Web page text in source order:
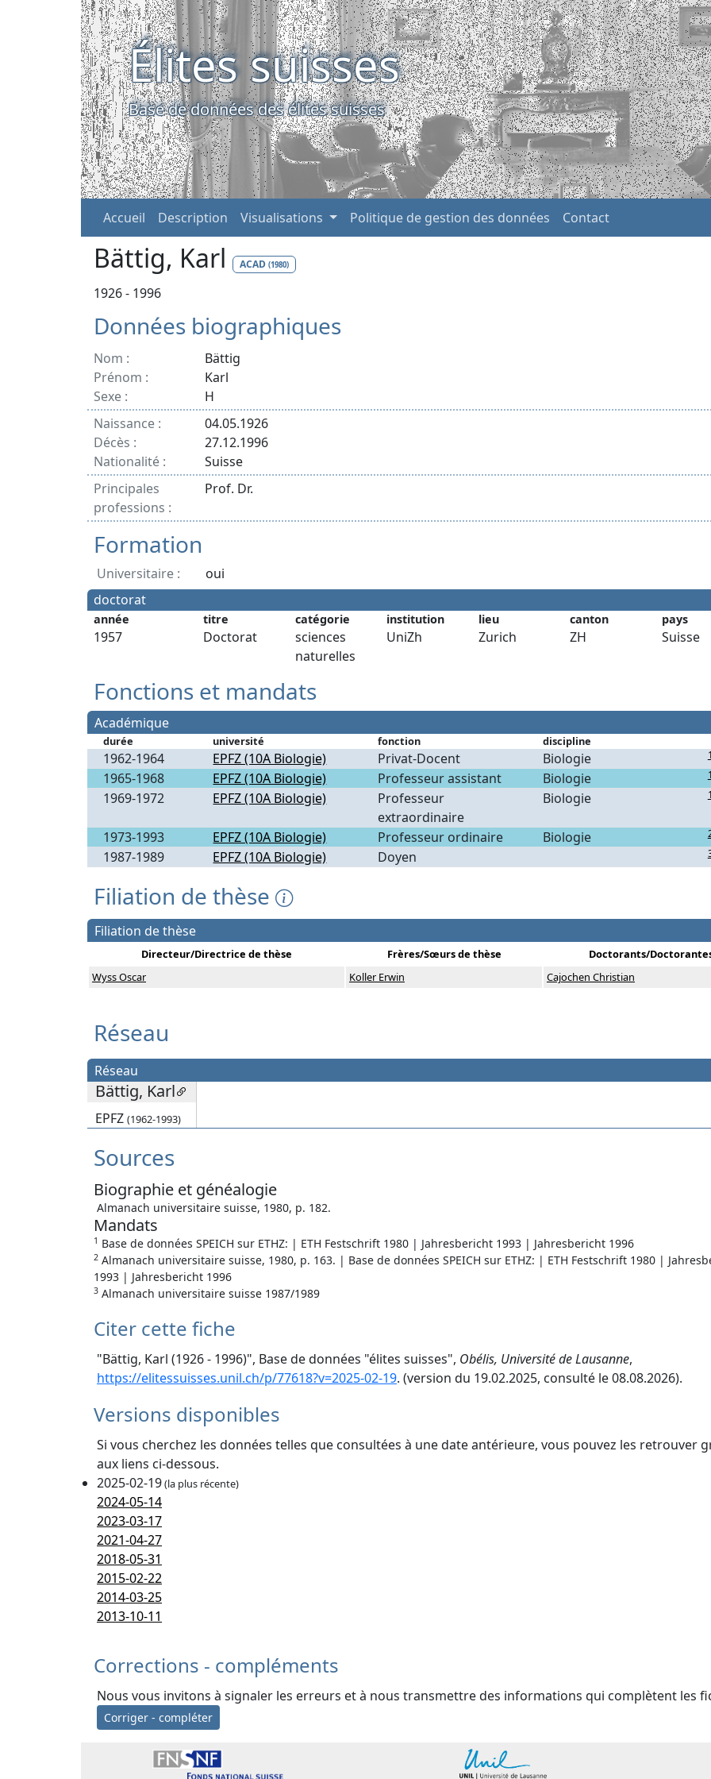
Élites suisses
Base de données des élites suisses
Accueil Description Visualisations Politique de gestion des données Contact
Bättig, Karl ACAD (1980)
1926 - 1996
Données biographiques
Nom :
Bättig
Prénom :
Karl
Sexe :
H
Naissance :
04.05.1926
Décès :
27.12.1996
Nationalité :
Suisse
Principales
professions :
Prof. Dr.
Formation
Universitaire :
oui
doctorat
année titre catégorie institution lieu canton pays
1957 Doctorat
sciences
naturelles
UniZh Zurich ZH Suisse
Fonctions et mandats
Académique
durée université fonction discipline
1962-1964 EPFZ (10A Biologie) Privat-Docent Biologie 1
1965-1968 EPFZ (10A Biologie) Professeur assistant Biologie 1
1969-1972 EPFZ (10A Biologie)
Professeur
extraordinaire
Biologie 1
1973-1993 EPFZ (10A Biologie) Professeur ordinaire Biologie
1987-1989 EPFZ (10A Biologie) Doyen
Filiation de thèse
Filiation de thèse
Directeur/Directrice de thèse Frères/Sœurs de thèse
Doctorants/
Wyss Oscar
Koller Erwin Cajochen Christian
Réseau
Réseau
Bättig, Karl
EPFZ (1962-1993)
Sources
Biographie et généalogie
Almanach universitaire suisse, 1980, p. 182.
Mandats
1 Base de données SPEICH sur ETHZ: | ETH Festschrift 1980 | Jahresbericht 1993 | Jahresbericht 1996
2 Almanach universitaire suisse, 1980, p. 163. | Base de données SPEICH sur ETHZ: | ETH Festschrift 1980 |
1993 | Jahresbericht 1996
3 Almanach universitaire suisse 1987/1989
Citer cette fiche
"Bättig, Karl (1926 - 1996)", Base de données "élites suisses", Obélis, Université de Lausanne,
https://elitessuisses.unil.ch/p/77618?v=2025-02-19. (version du 19.02.2025, consulté le 08.08.2026).
Versions disponibles
Si vous cherchez les données telles que consultées à une date antérieure, vous pouvez les retrouver
aux liens ci-dessous.
2025-02-19(la plus récente)
2024-05-14
2023-03-17
2021-04-27
2018-05-31
2015-02-22
2014-03-25
2013-10-11
Corrections - compléments
Nous vous invitons à signaler les erreurs et à nous transmettre des informations qui complètent les
Corriger - compléter